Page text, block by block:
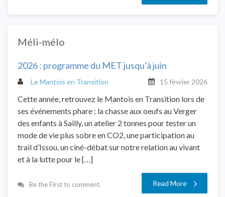
Méli-mélo
2026 : programme du MET jusqu’à juin
Le Mantois en Transition 15 février 2026
Cette année, retrouvez le Mantois en Transition lors de
ses événements phare : la chasse aux oeufs au Verger
des enfants à Sailly, un atelier 2 tonnes pour tester un
mode de vie plus sobre en CO2, une participation au
trail d’Issou, un ciné-débat sur notre relation au vivant
et à la lutte pour le […]
Be the First to comment. Read More